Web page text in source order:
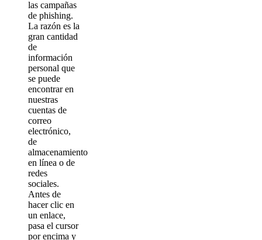
las campañas
de phishing.
La razón es la
gran cantidad
de
información
personal que
se puede
encontrar en
nuestras
cuentas de
correo
electrónico,
de
almacenamiento
en línea o de
redes
sociales.
Antes de
hacer clic en
un enlace,
pasa el cursor
por encima y